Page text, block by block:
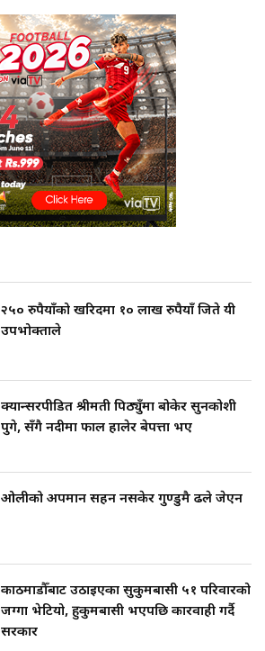
२५० रुपैयाँको खरिदमा १० लाख रुपैयाँ जिते यी
उपभोक्ताले
क्यान्सरपीडित श्रीमती पिठ्युँमा बोकेर सुनकोशी
पुगे, सँगै नदीमा फाल हालेर बेपत्ता भए
ओलीको अपमान सहन नसकेर गुण्डुमै ढले जेएन
काठमाडौँबाट उठाइएका सुकुमबासी ५१ परिवारको
जग्गा भेटियो, हुकुमबासी भएपछि कारवाही गर्दै
सरकार